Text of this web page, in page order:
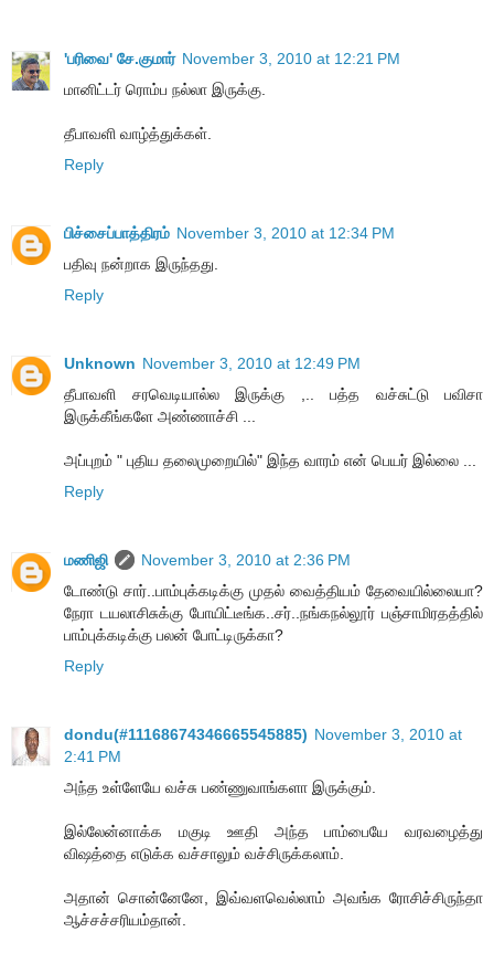
'பரிவை' சே.குமார் November 3, 2010 at 12:21 PM
மானிட்டர் ரொம்ப நல்லா இருக்கு.
தீபாவளி வாழ்த்துக்கள்.
Reply
பிச்சைப்பாத்திரம் November 3, 2010 at 12:34 PM
பதிவு நன்றாக இருந்தது.
Reply
Unknown November 3, 2010 at 12:49 PM
தீபாவளி சரவெடியால்ல இருக்கு ,.. பத்த வச்சுட்டு பவிசா
இருக்கீங்களே அண்ணாச்சி ...
அப்புறம் " புதிய தலைமுறையில்" இந்த வாரம் என் பெயர் இல்லை ...
Reply
மணிஜி
November 3, 2010 at 2:36 PM
டோண்டு சார்..பாம்புக்கடிக்கு முதல் வைத்தியம் தேவையில்லையா?
நேரா டயலாசிசுக்கு போயிட்டீங்க..சர்..நங்கநல்லூர் பஞ்சாமிரதத்தில்
பாம்புக்கடிக்கு பலன் போட்டிருக்கா?
Reply
dondu(#11168674346665545885) November 3, 2010 at
2:41 PM
அந்த உள்ளேயே வச்சு பண்ணுவாங்களா இருக்கும்.
இல்லேன்னாக்க மகுடி ஊதி அந்த பாம்பையே வரவழைத்து
விஷத்தை எடுக்க வச்சாலும் வச்சிருக்கலாம்.
அதான் சொன்னேனே, இவ்வளவெல்லாம் அவங்க ரோசிச்சிருந்தா
ஆச்சச்சரியம்தான்.